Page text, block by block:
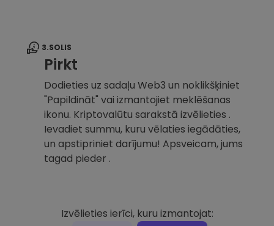
3.SOLIS
Pirkt
Dodieties uz sadaļu Web3 un noklikšķiniet
"Papildināt" vai izmantojiet meklēšanas
ikonu. Kriptovalūtu sarakstā izvēlieties .
Ievadiet summu, kuru vēlaties iegādāties,
un apstipriniet darījumu! Apsveicam, jums
tagad pieder .
Izvēlieties ierīci, kuru izmantojat: